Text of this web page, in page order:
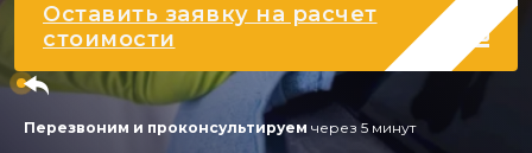
Оставить заявку на расчет
стоимости
Перезвоним и проконсультируем через 5 минут